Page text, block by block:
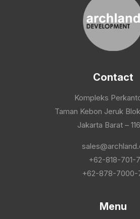
Contact
Kompleks
Taman Kebon Jeruk
Jakarta Barat –
+62-818-701-
+62-878-7000-
Menu